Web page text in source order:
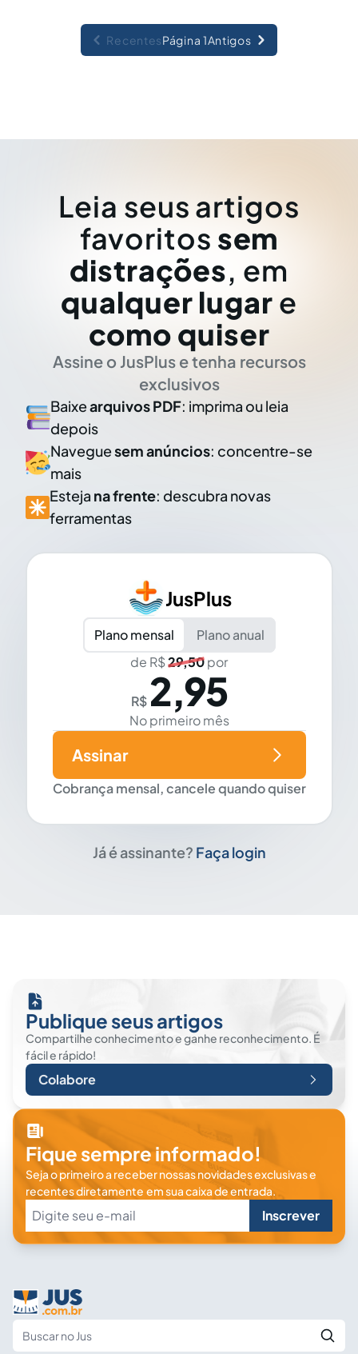
RecentesPágina 1Antigos
Leia seus artigos
favoritos sem
distrações, em
qualquer lugar e
como quiser
Assine o JusPlus e tenha recursos
exclusivos
Baixearquivos PDF: imprima ou leia
depois
Naveguesem anúncios: concentre-se
mais
Esteja na frente: descubra novas
ferramentas
JusPlus
Plano mensal
Plano anual
de R$29,50por
R$ 2,95
No primeiro mês
Cobrança mensal, cancele quando quiser
Assinar
Já é assinante? Faça login
Publique seus artigos
Compartilhe conhecimento e ganhe reconhecimento. É
fácil e rápido!
Colabore
Fique sempre informado!
Seja o primeiro a receber nossas novidades exclusivas e
recentes diretamente em sua caixa de entrada.
Inscrever